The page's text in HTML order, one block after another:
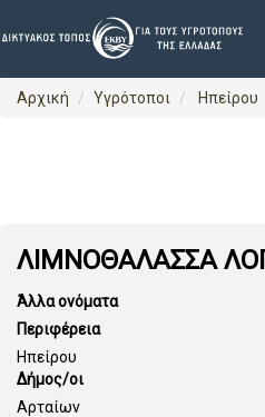
Αρχική Υγρότοποι Ηπείρου
ΛΙΜΝΟΘΑΛΑΣΣΑ
Άλλα ονόματα
Περιφέρεια
Ηπείρου
Δήμος/οι
Αρταίων